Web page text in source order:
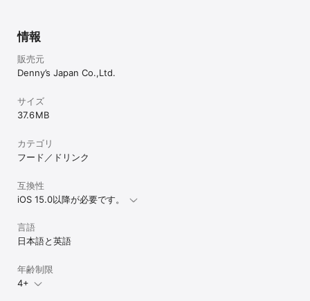
情報
販売元
Denny’s Japan Co.,Ltd.
サイズ
37.6 MB
カテゴリ
フード／ドリンク
互換性
iOS 15.0以降が必要です。
言語
日本語と英語
年齢制限
4+